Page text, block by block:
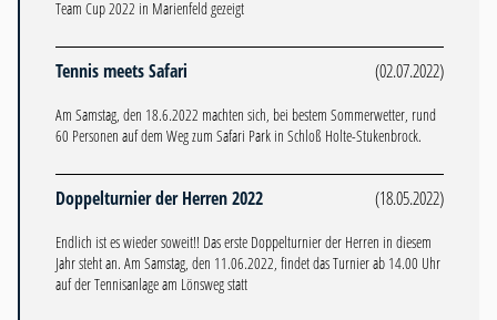
Team Cup 2022 in Marienfeld gezeigt
Tennis meets Safari (02.07.2022)
Am Samstag, den 18.6.2022 machten sich, bei bestem Sommerwetter, rund
60 Personen auf dem Weg zum Safari Park in Schloß Holte-Stukenbrock.
Doppelturnier der Herren 2022 (18.05.2022)
Endlich ist es wieder soweit!! Das erste Doppelturnier der Herren in diesem
Jahr steht an. Am Samstag, den 11.06.2022, findet das Turnier ab 14.00 Uhr
auf der Tennisanlage am Lönsweg statt